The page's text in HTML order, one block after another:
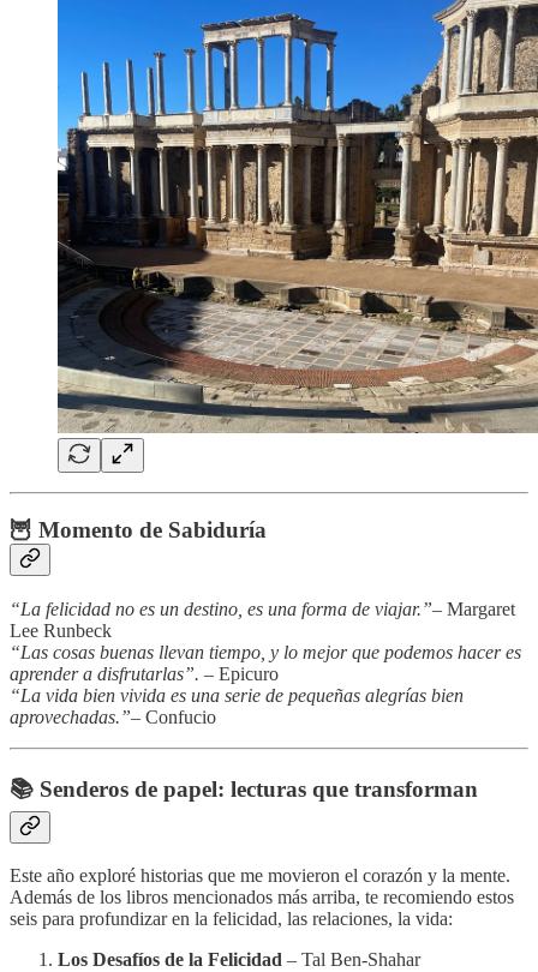
🦉 Momento de Sabiduría
“La felicidad no es un destino, es una forma de viajar.”– Margaret
Lee Runbeck
“Las cosas buenas llevan tiempo, y lo mejor que podemos hacer es
aprender a disfrutarlas”. – Epicuro
“La vida bien vivida es una serie de pequeñas alegrías bien
aprovechadas.”– Confucio
📚 Senderos de papel: lecturas que transforman
Este año exploré historias que me movieron el corazón y la mente.
Además de los libros mencionados más arriba, te recomiendo estos
seis para profundizar en la felicidad, las relaciones, la vida:
Los Desafíos de la Felicidad – Tal Ben-Shahar